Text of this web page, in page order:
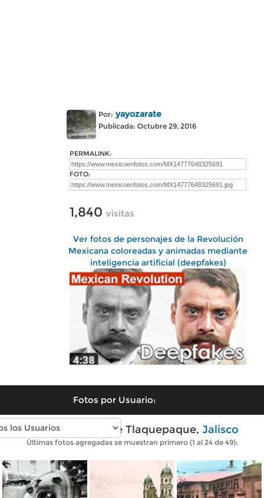
Por: yayozarate
Publicada: Octubre 29, 2016
PERMALINK:
FOTO:
1,840 visitas
Ver fotos de personajes de la Revolución
Mexicana coloreadas y animadas mediante
inteligencia artificial (deepfakes)
Fotos por Usuario:
Fotos antiguas de Tlaquepaque, Jalisco
Últimas fotos agregadas se muestran primero (1 al 24 de 49):